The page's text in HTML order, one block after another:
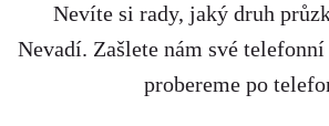
Nevíte si rady, jaký druh
Nevadí. Zašlete nám své
probereme po